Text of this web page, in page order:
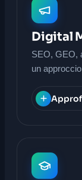
Digital
SEO, GEO,
un